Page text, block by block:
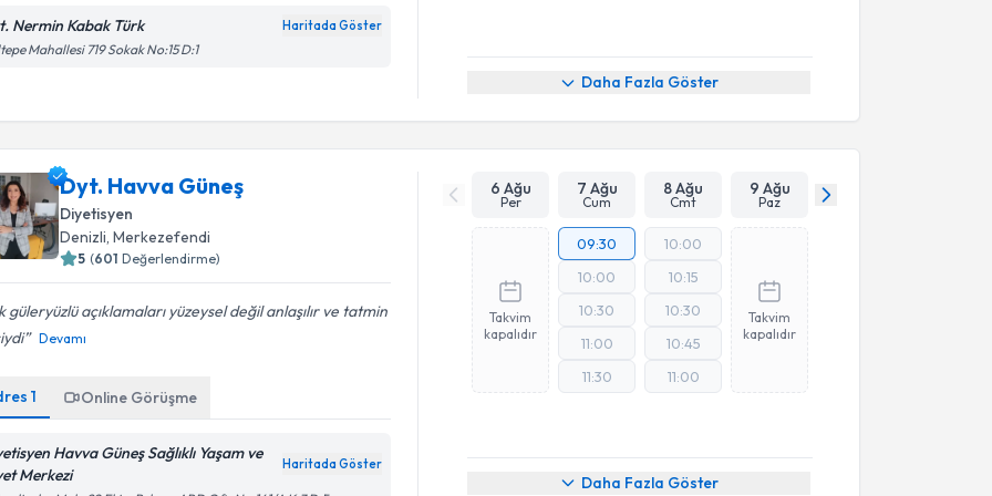
Nermin Kabak Türk Haritada Göster
Mahallesi 719 Sokak No:15 D:1
Daha Fazla Göster
Dyt. Havva Güneş
Diyetisyen
Denizli , Merkezefendi
5 (601 Değerlendirme)
güleryüzlü açıklamaları yüzeysel değil anlaşılır ve tatmin
Devamı
1 Online Görüşme
Havva Güneş Sağlıklı Yaşam ve
Merkezi
Haritada Göster
6 Ağu
Per
7 Ağu
Cum
8 Ağu
Cmt
9 Ağu
Paz
Takvim
kapalıdır
09:30
10:00
10:30
11:00
11:30
10:00
10:15
10:30
10:45
11:00
Takvim
kapalıdır
Daha Fazla Göster